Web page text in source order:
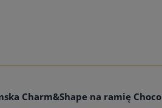
Charm&Shape na ramię Choco